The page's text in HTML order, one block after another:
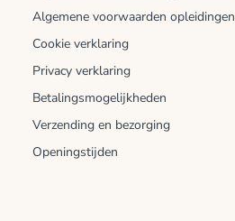
Algemene voorwaarden opleidingen
Cookie verklaring
Privacy verklaring
Betalingsmogelijkheden
Verzending en bezorging
Openingstijden